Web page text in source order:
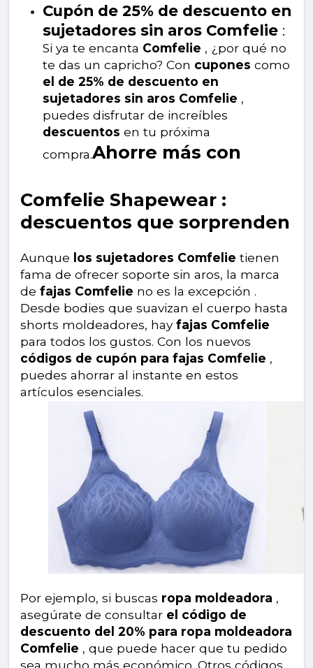
Cupón de 25% de descuento en
sujetadores sin aros Comfelie :
Si ya te encanta Comfelie , ¿por qué no
te das un capricho? Con cupones como
el de 25% de descuento en
sujetadores sin aros Comfelie ,
puedes disfrutar de increíbles
descuentos en tu próxima
compra.Ahorre más con
Comfelie Shapewear :
descuentos que sorprenden
Aunque los sujetadores Comfelie tienen
fama de ofrecer soporte sin aros, la marca
de fajas Comfelie no es la excepción .
Desde bodies que suavizan el cuerpo hasta
shorts moldeadores, hayfajas Comfelie
para todos los gustos. Con los nuevos
códigos de cupón para fajas Comfelie ,
puedes ahorrar al instante en estos
artículos esenciales.
Por ejemplo, si buscas ropa moldeadora ,
asegúrate de consultar el código de
descuento del 20% para ropa moldeadora
Comfelie , que puede hacer que tu pedido
sea mucho más económico. Otros códigos